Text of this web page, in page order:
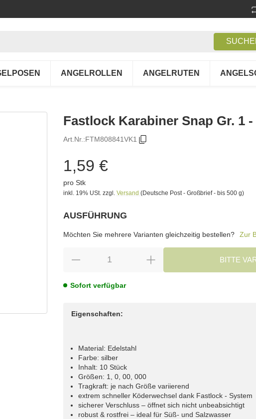
ANGELROLLEN ANGELRUTEN
Fastlock Karabiner Snap Gr. 1 -
Art.Nr.:FTM808841VK1
1,59 €
pro Stk
inkl. 19% USt. zzgl. Versand (Deutsche Post - Großbrief - bis 500 g)
AUSFÜHRUNG
Möchten Sie mehrere Varianten gleichzeitig bestellen?
Zur
BITTE
Sofort verfügbar
Eigenschaften:
Material: Edelstahl
Farbe: silber
Inhalt: 10 Stück
Größen: 1, 0, 00, 000
Tragkraft: je nach Größe variierend
extrem schneller Köderwechsel dank Fastlock - System
sicherer Verschluss – öffnet sich nicht unbeabsichtigt
robust & rostfrei – ideal für Süß- und Salzwasser